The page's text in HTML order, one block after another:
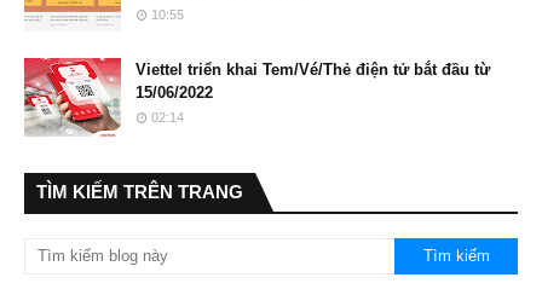
10:55
Viettel triển khai Tem/Vé/Thẻ điện tử bắt đầu từ
15/06/2022
02:14
TÌM KIẾM TRÊN TRANG